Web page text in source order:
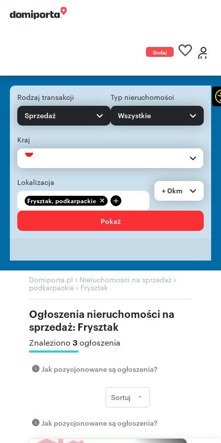
Dodaj
Rodzaj transakcji
Sprzedaż
Typ nieruchomości
Wszystkie
Kraj
Lokalizacja
Frysztak, podkarpackie +
+ 0km
Pokaż
Domiporta.pl › Nieruchomości na sprzedaż ›
podkarpackie › Frysztak
Ogłoszenia nieruchomości na
sprzedaż: Frysztak
Znaleziono 3ogłoszenia
Jak pozycjonowane są ogłoszenia?
Sortuj
Jak pozycjonowane są ogłoszenia?